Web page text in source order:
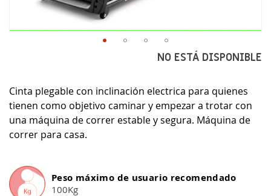
NO ESTÁ DISPONIBLE
Cinta plegable con inclinación electrica para quienes
tienen como objetivo caminar y empezar a trotar con
una máquina de correr estable y segura. Máquina de
correr para casa.
Peso máximo de usuario recomendado
100Kg
de
la
de
imágenes